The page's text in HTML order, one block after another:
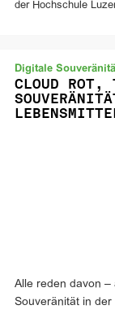
der Hochschule
Digitale
CLOUD ROT,
Alle reden davon –
Souveränität in der